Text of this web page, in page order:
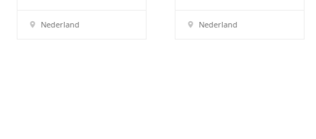
Nederland Nederland